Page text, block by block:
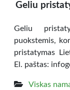
Geliu
Geliu
puokstemis,
pristatymas
El. paštas:
Viskas